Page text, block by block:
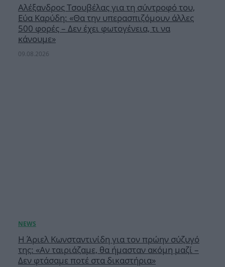
Αλέξανδρος Τσουβέλας για τη σύντροφό του,
Εύα Καρύδη: «Θα την υπερασπιζόμουν άλλες
500 φορές – Δεν έχει φωτογένεια, τι να
κάνουμε»
09.08.2026
Η Άριελ Κωνσταντινίδη για τον πρώην σύζυγό
της: «Αν ταιριάζαμε, θα ήμασταν ακόμη μαζί –
Δεν φτάσαμε ποτέ στα δικαστήρια»